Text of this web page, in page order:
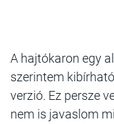
A hajtókaron egy
szerintem
verzió. Ez persze
nem is javaslom